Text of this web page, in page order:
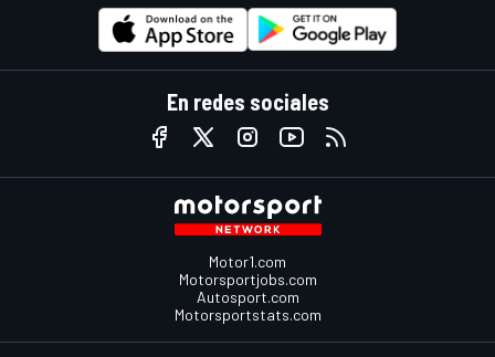
En redes sociales
Motor1.com
Motorsportjobs.com
Autosport.com
Motorsportstats.com